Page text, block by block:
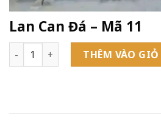
Lan Can Đá – Mã 11
Lan Can Đá - Mã 11 số lượng
THÊM VÀO